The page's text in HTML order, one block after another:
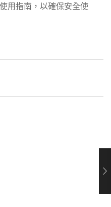
用指南，以確保安全使